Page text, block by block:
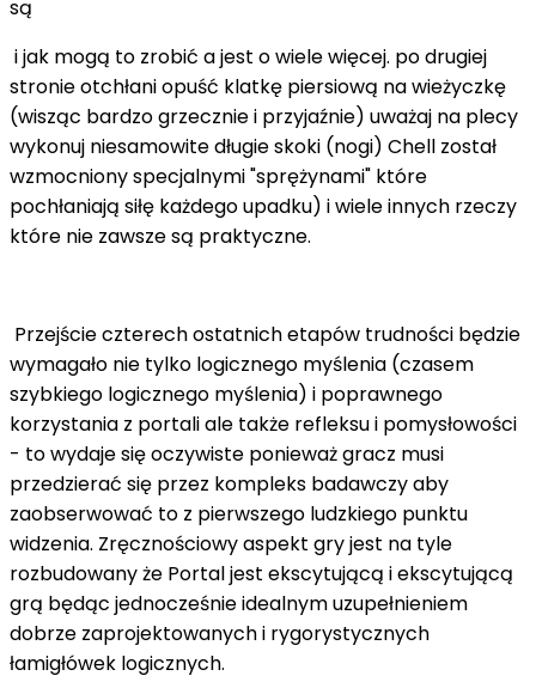
są
i jak mogą to zrobić a jest o wiele więcej. po drugiej
stronie otchłani opuść klatkę piersiową na wieżyczkę
(wisząc bardzo grzecznie i przyjaźnie) uważaj na plecy
wykonuj niesamowite długie skoki (nogi) Chell został
wzmocniony specjalnymi "sprężynami" które
pochłaniają siłę każdego upadku) i wiele innych rzeczy
które nie zawsze są praktyczne.
Przejście czterech ostatnich etapów trudności będzie
wymagało nie tylko logicznego myślenia (czasem
szybkiego logicznego myślenia) i poprawnego
korzystania z portali ale także refleksu i pomysłowości
- to wydaje się oczywiste ponieważ gracz musi
przedzierać się przez kompleks badawczy aby
zaobserwować to z pierwszego ludzkiego punktu
widzenia. Zręcznościowy aspekt gry jest na tyle
rozbudowany że Portal jest ekscytującą i ekscytującą
grą będąc jednocześnie idealnym uzupełnieniem
dobrze zaprojektowanych i rygorystycznych
łamigłówek logicznych.